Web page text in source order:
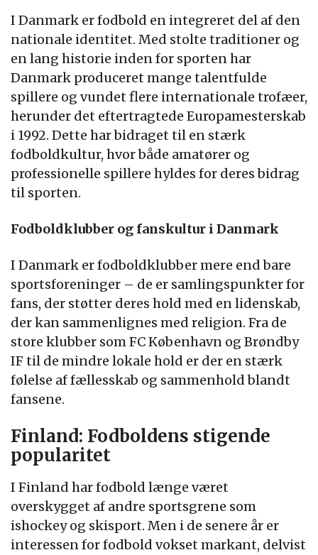
I Danmark er fodbold en integreret del af den
nationale identitet. Med stolte traditioner og
en lang historie inden for sporten har
Danmark produceret mange talentfulde
spillere og vundet flere internationale trofæer,
herunder det eftertragtede Europamesterskab
i 1992. Dette har bidraget til en stærk
fodboldkultur, hvor både amatører og
professionelle spillere hyldes for deres bidrag
til sporten.
Fodboldklubber og fanskultur i Danmark
I Danmark er fodboldklubber mere end bare
sportsforeninger – de er samlingspunkter for
fans, der støtter deres hold med en lidenskab,
der kan sammenlignes med religion. Fra de
store klubber som FC København og Brøndby
IF til de mindre lokale hold er der en stærk
følelse af fællesskab og sammenhold blandt
fansene.
Finland: Fodboldens stigende
popularitet
I Finland har fodbold længe været
overskygget af andre sportsgrene som
ishockey og skisport. Men i de senere år er
interessen for fodbold vokset markant, delvist